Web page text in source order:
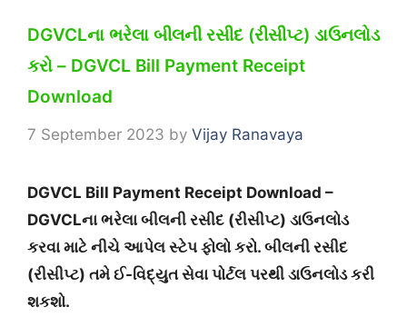
DGVCLના ભરેલા બીલની રસીદ (રીસીપ્ટ) ડાઉનલોડ
કરો – DGVCL Bill Payment Receipt
Download
7 September 2023 by Vijay Ranavaya
DGVCL Bill Payment Receipt Download –
DGVCLના ભરેલા બીલની રસીદ (રીસીપ્ટ) ડાઉનલોડ
કરવા માટે નીચે આપેલ સ્ટેપ ફોલો કરો. બીલની રસીદ
(રીસીપ્ટ) તમે ઈ-વિદ્યુત સેવા પોર્ટલ પરથી ડાઉનલોડ કરી
શકશો.